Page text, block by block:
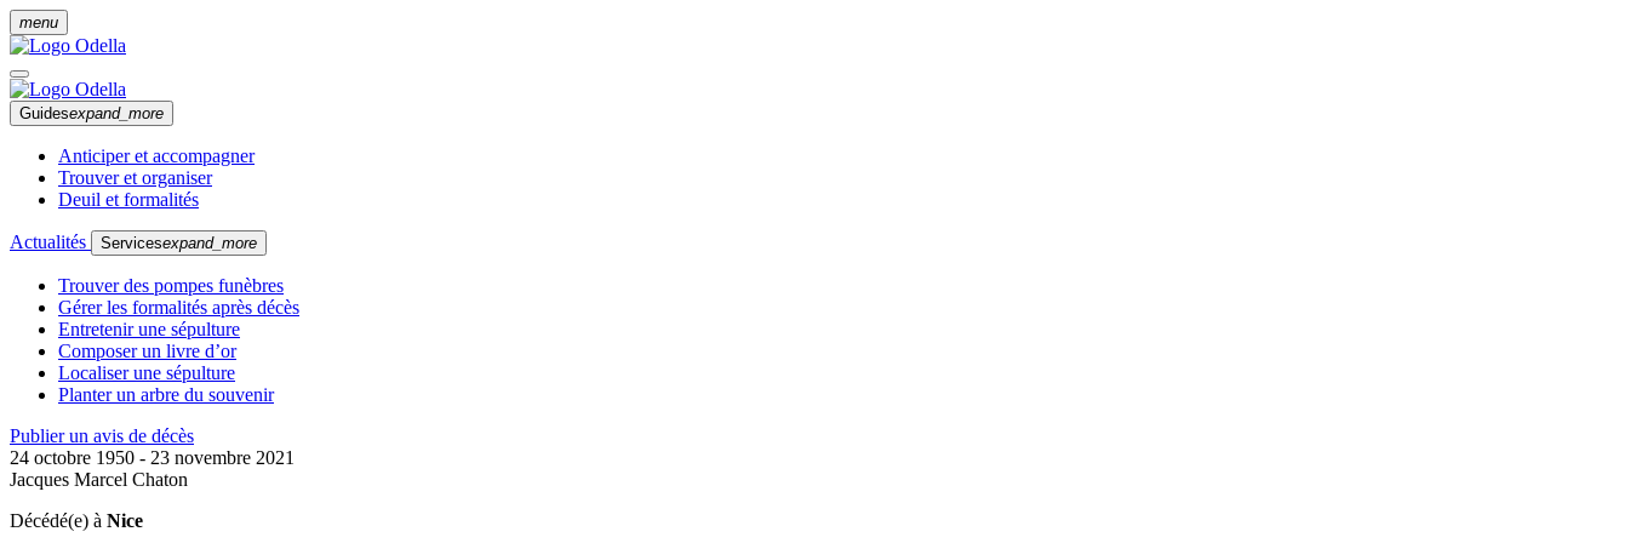
menu
Guidesexpand_more
Anticiper et accompagner
Trouver et organiser
Deuil et formalités
Actualités Servicesexpand_more
Trouver des pompes funèbres
Gérer les formalités après décès
Entretenir une sépulture
Composer un livre d’or
Localiser une sépulture
Planter un arbre du souvenir
Publier un avis de décès
24 octobre 1950 - 23 novembre 2021
Jacques Marcel Chaton
Décédé(e) à Nice